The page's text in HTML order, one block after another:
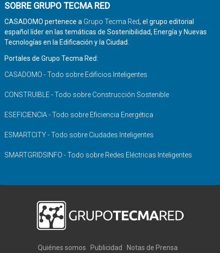
SOBRE GRUPO TECMA RED
CASADOMO pertenece a Grupo Tecma Red, el grupo editorial
español líder en las temáticas de Sostenibilidad, Energía y Nuevas
Tecnologías en la Edificación y la Ciudad.
Portales de Grupo Tecma Red:
CASADOMO - Todo sobre Edificios Inteligentes
CONSTRUIBLE - Todo sobre Construcción Sostenible
ESEFICIENCIA - Todo sobre Eficiencia Energética
ESMARTCITY - Todo sobre Ciudades Inteligentes
SMARTGRIDSINFO - Todo sobre Redes Eléctricas Inteligentes
Quiénes somos Publicidad Notas de Prensa